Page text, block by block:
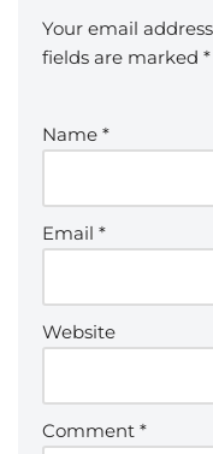
Your email
fields are marked *
Name *
Email *
Website
Comment *